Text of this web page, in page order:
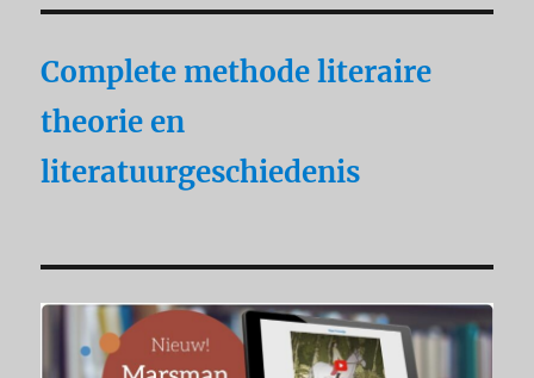
Complete methode literaire
theorie en
literatuurgeschiedenis